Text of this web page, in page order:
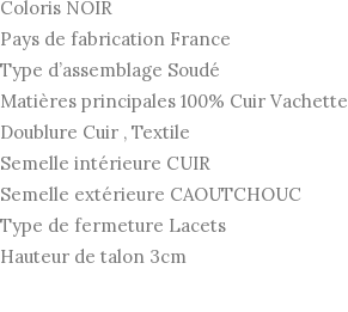
Coloris NOIR
Pays de fabrication France
Type d’assemblage Soudé
Matières principales 100% Cuir Vachette
Doublure Cuir , Textile
Semelle intérieure CUIR
Semelle extérieure CAOUTCHOUC
Type de fermeture Lacets
Hauteur de talon 3cm